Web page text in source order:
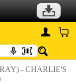
- CHARLIE'S